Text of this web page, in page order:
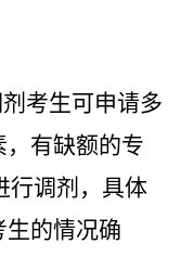
考生可申请多
有缺额的专
行调剂，具体
生的情况确